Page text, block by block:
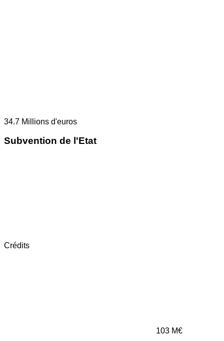
34.7 Millions d'euros
Subvention de l'Etat
Crédits
103 M€